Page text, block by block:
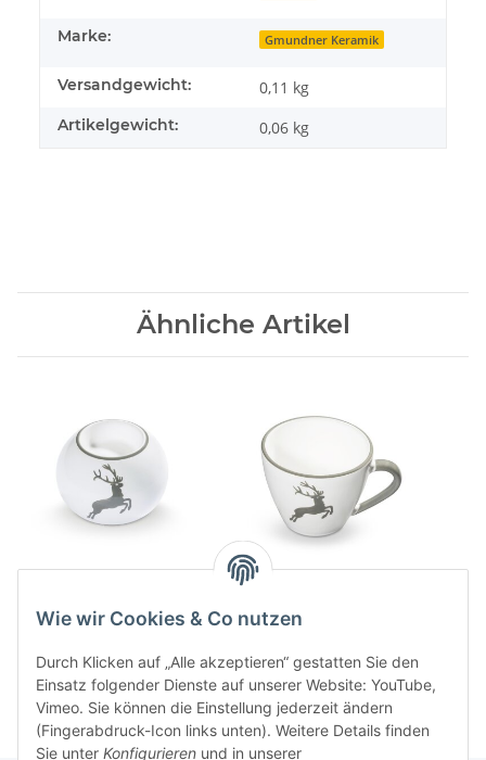
Marke: Gmundner Keramik
Versandgewicht: 0,11 kg
Artikelgewicht: 0,06 kg
Ähnliche Artikel
Kugelleuchter
47,00 CHF*
47,00 CHF
Wie wir Cookies & Co nutzen
Durch Klicken auf „Alle akzeptieren“ gestatten Sie den
Einsatz folgender Dienste auf unserer Website: YouTube,
Vimeo. Sie können die Einstellung jederzeit ändern
(Fingerabdruck-Icon links unten). Weitere Details finden
Sie unter Konfigurieren und in unserer